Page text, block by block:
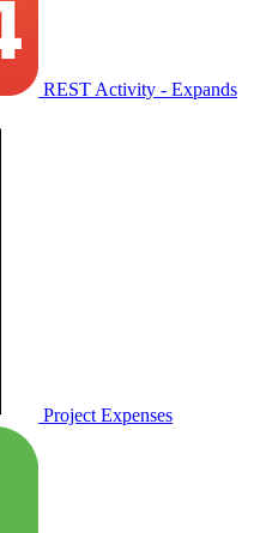
REST Activity - Expands
Project Expenses